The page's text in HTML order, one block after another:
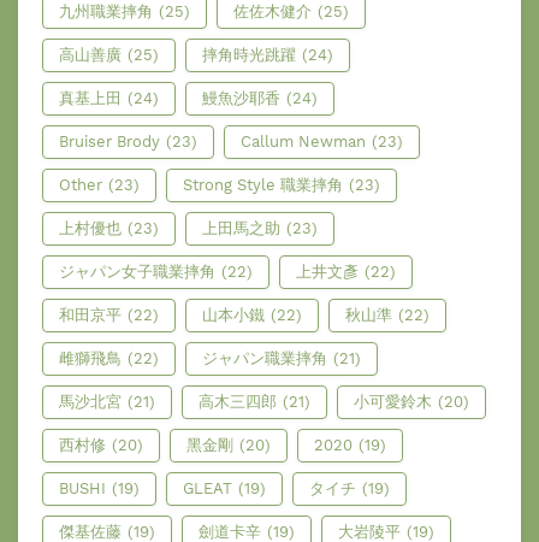
九州職業摔角 (25) 佐佐木健介 (25)
高山善廣 (25) 摔角時光跳躍 (24)
真基上田 (24) 鰻魚沙耶香 (24)
Bruiser Brody (23) Callum Newman (23)
Other (23) Strong Style 職業摔角 (23)
上村優也 (23) 上田馬之助 (23)
ジャパン女子職業摔角 (22) 上井文彥 (22)
和田京平 (22) 山本小鐵 (22) 秋山準 (22)
雌獅飛鳥 (22) ジャパン職業摔角 (21)
馬沙北宮 (21) 高木三四郎 (21) 小可愛鈴木 (20)
西村修 (20) 黑金剛 (20) 2020 (19)
BUSHI (19) GLEAT (19) タイチ (19)
傑基佐藤 (19) 劍道卡辛 (19) 大岩陵平 (19)